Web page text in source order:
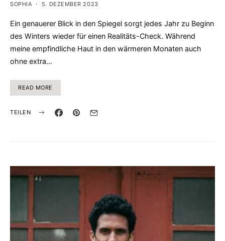
SOPHIA 5. DEZEMBER 2023
Ein genauerer Blick in den Spiegel sorgt jedes Jahr zu Beginn
des Winters wieder für einen Realitäts-Check. Während
meine empfindliche Haut in den wärmeren Monaten auch
ohne extra…
READ MORE
TEILEN